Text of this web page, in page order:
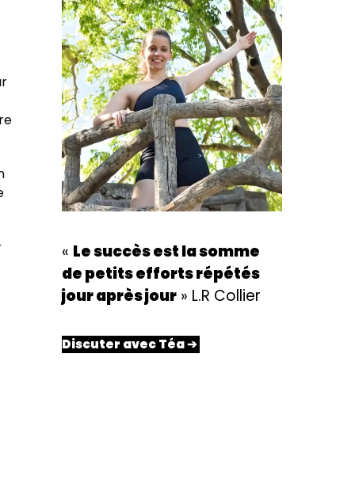
« Le succès est la somme
de petits efforts répétés
jour après jour» L.R Collier
Discuter avec Téa ➔